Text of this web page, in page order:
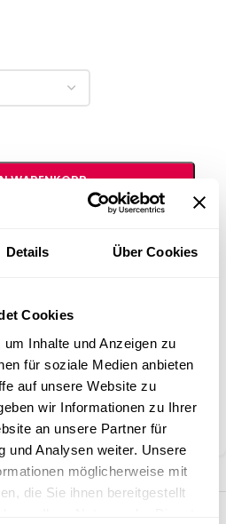
Details Über Cookies
Cookies
Inhalte und Anzeigen zu
für soziale Medien anbieten
auf unsere Website zu
wir Informationen zu Ihrer
an unsere Partner für
und Analysen weiter. Unsere
möglicherweise mit
die Sie ihnen bereitgestellt
WARENKORB
B2B-Angebot
anfordern
Sale %